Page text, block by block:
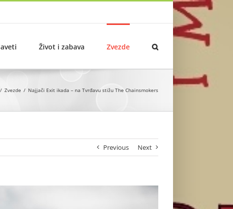
Život i zabava Zvezde
Zvezde Najjači Exit ikada – na Tvrđavu stižu The Chainsmokers
Previous Next